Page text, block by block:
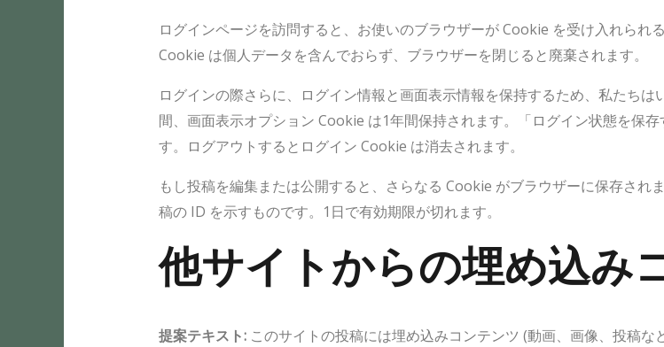
ログインページを訪問すると、お使いのブラウザーが Cookie を受け入れら
Cookie は個人データを含んでおらず、ブラウザーを閉じると廃棄されます。
ログインの際さらに、ログイン情報と画面表示情報を保持するため、私たち
間、画面表示オプション Cookie は1年間保持されます。「ログイン状態を保
す。ログアウトするとログイン Cookie は消去されます。
もし投稿を編集または公開すると、さらなる Cookie がブラウザーに保存さ
稿の ID を示すものです。1日で有効期限が切れます。
他サイトからの埋め込み
提案テキスト: このサイトの投稿には埋め込みコンテンツ (動画、画像、投稿な